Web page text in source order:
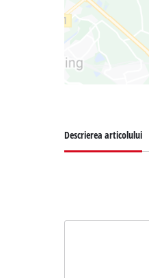
Descrierea articolului